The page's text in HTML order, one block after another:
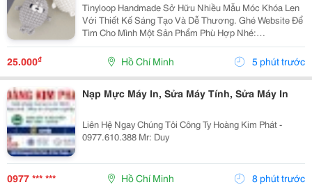
Tinyloop Handmade Sở Hữu Nhiều Mẫu Móc Khóa Len
Với Thiết Kế Sáng Tạo Và Dễ Thương. Ghé Website Để
Tìm Cho Mình Một Sản Phẩm Phù Hợp Nhé:
Https://Tinyloophandmade.com/
25.000₫ Hồ Chí Minh 5 phút trước
Nạp Mực Máy In, Sửa Máy Tính, Sửa Máy In
Liên Hệ Ngay Chúng Tôi Công Ty Hoàng Kim Phát -
0977.610.388 Mr: Duy
0977 *** *** Hồ Chí Minh 8 phút trước